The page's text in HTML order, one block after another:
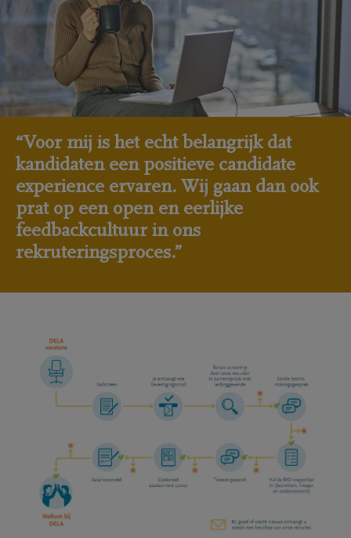
“Voor mij is het echt belangrijk dat
kandidaten een positieve candidate
experience ervaren. Wij gaan dan ook
prat op een open en eerlijke
feedbackcultuur in ons
rekruteringsproces.”